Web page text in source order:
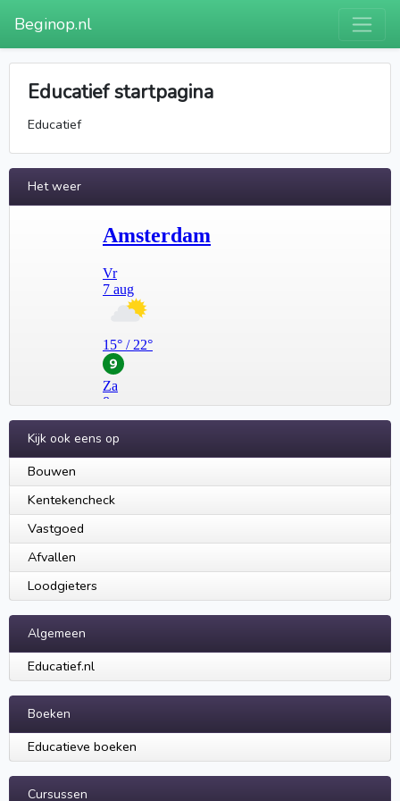
Beginop.nl
Educatief startpagina
Educatief
Het weer
Kijk ook eens op
Bouwen
Kentekencheck
Vastgoed
Afvallen
Loodgieters
Algemeen
Educatief.nl
Boeken
Educatieve boeken
Cursussen